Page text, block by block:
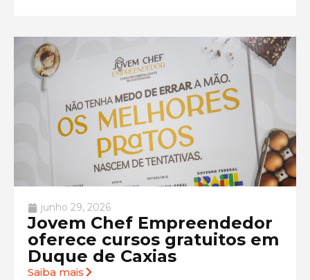
junho 29, 2026
Jovem Chef Empreendedor
oferece cursos gratuitos em
Duque de Caxias
Saiba mais